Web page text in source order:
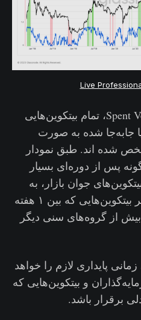
Live
در معیار Spent Volume Age Bands، تمام بیتکوین‌هایی
جابه‌جا شده‌ به صورت
شده اند. طبق نمودار
پس از دوره‌ای بسیار
جوان بازار، به
دلیل افزایش سودآوری اخیر بیتکوین‌هایی که بین ۱ هفته
بیش از گروه‌های سنی دیگر
پایداری لازم را خواهد
و بیتکوین‌هایی که
برقرار باشد.